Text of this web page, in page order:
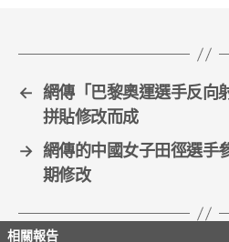
← 網傳「巴黎奧運選手反向
拼貼修改而成
→ 網傳的中國女子田徑選手
期修改